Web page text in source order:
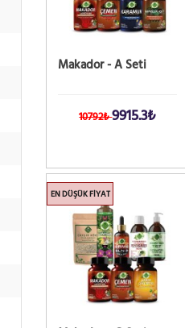
Makador - A Seti
10792₺9915.3₺
EN DÜŞÜK FIYAT